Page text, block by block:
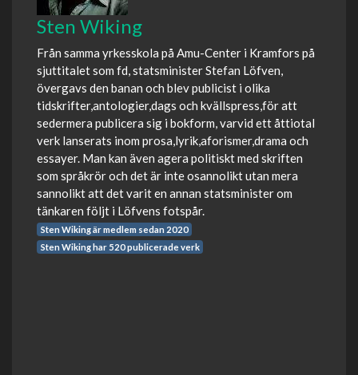
Sten Wiking
Från samma yrkesskola på Amu-Center i Kramfors på
sjuttitalet som fd, statsminister Stefan Löfven,
övergavs den banan och blev publicist i olika
tidskrifter,antologier,dags och kvällspress,för att
sedermera publicera sig i bokform, varvid ett åttiotal
verk lanserats inom prosa,lyrik,aforismer,drama och
essayer. Man kan även agera politiskt med skriften
som språkrör och det är inte osannolikt utan mera
sannolikt att det varit en annan statsminister om
tänkaren följt i Löfvens fotspår.
Sten Wiking är medlem sedan 2020
Sten Wiking har 520 publicerade verk